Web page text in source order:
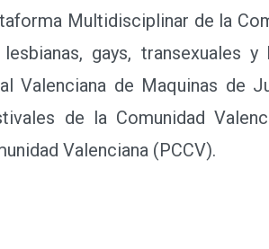
Multidisciplinar de la
gays, transexuales
Valenciana de Maquinas de
de la Comunidad
Valenciana (PCCV).